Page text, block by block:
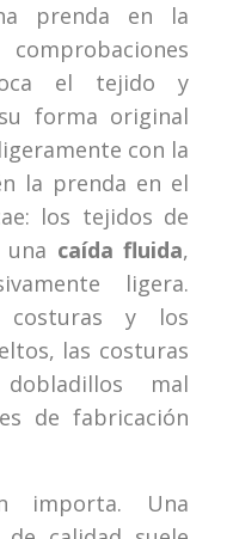
prenda en la
el tejido y
forma original
con la
la prenda en el
los tejidos de
caída fluida,
ligera.
costuras y los
las costuras
mal
de fabricación
importa. Una